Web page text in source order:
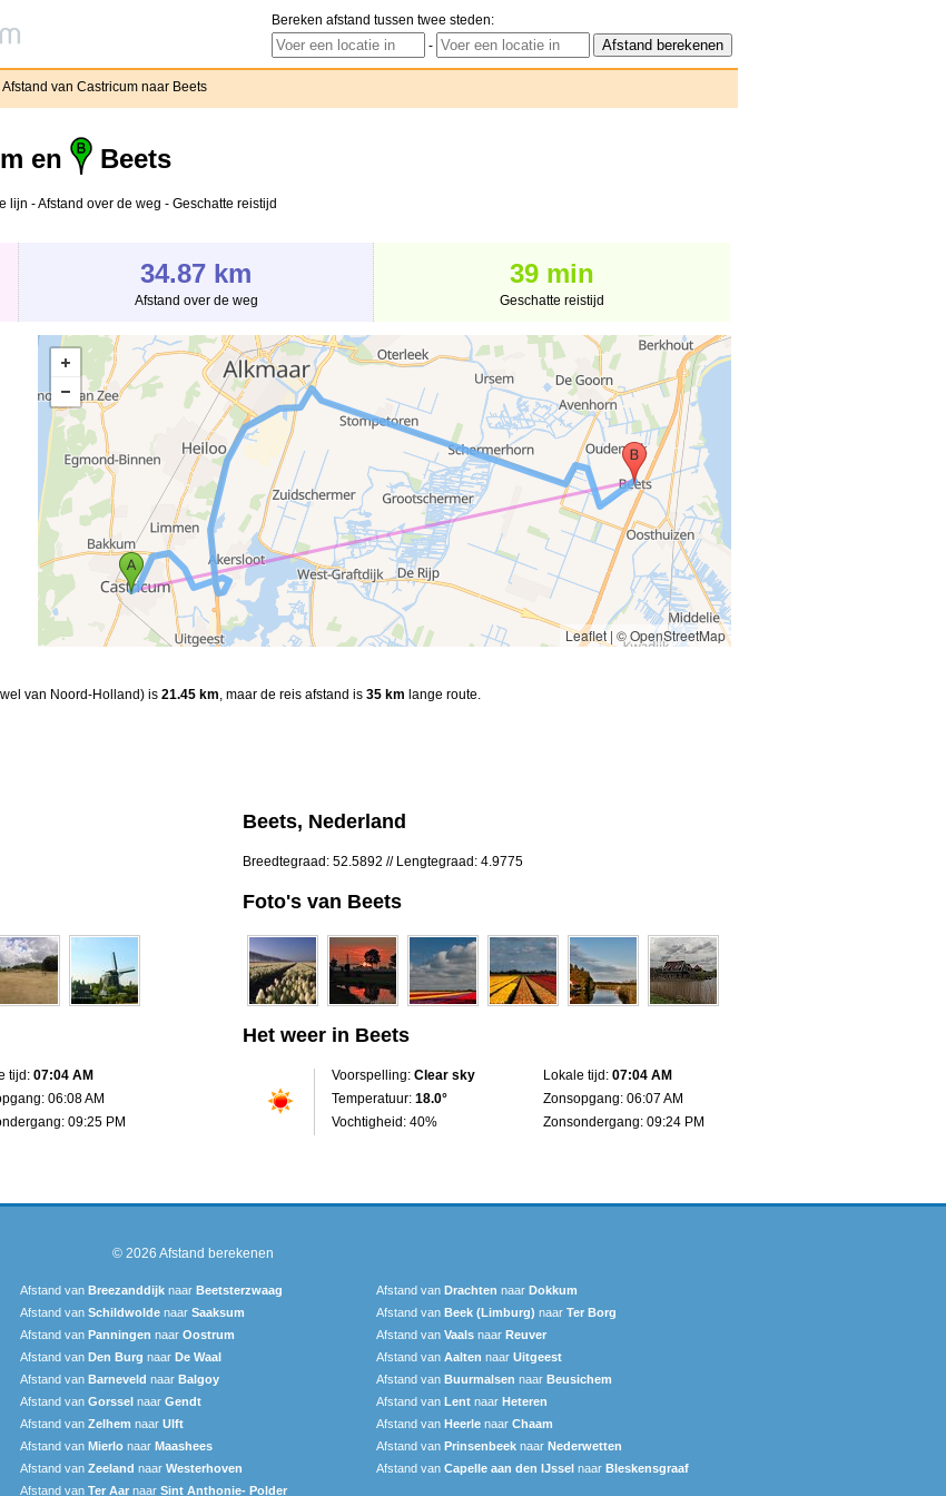
Bereken afstand tussen twee steden:
-
Afstand van Castricum naar Beets
en Beets
lijn - Afstand over de weg - Geschatte reistijd
34.87 km
Afstand over de weg
39 min
Geschatte reistijd
Leaflet | © OpenStreetMap
van Noord-Holland) is 21.45 km, maar de reis afstand is 35 km lange route.
tijd: 07:04 AM
06:08 AM
09:25 PM
Beets, Nederland
Breedtegraad: 52.5892 // Lengtegraad: 4.9775
Foto's van Beets
Het weer in Beets
Voorspelling: Clear sky
Temperatuur: 18.0°
Vochtigheid: 40%
Lokale tijd: 07:04 AM
Zonsopgang: 06:07 AM
Zonsondergang: 09:24 PM
© 2026 Afstand berekenen
Afstand van Breezanddijk naar Beetsterzwaag Afstand van Drachten naar Dokkum
Afstand van Schildwolde naar Saaksum Afstand van Beek (Limburg) naar Ter Borg
Afstand van Panningen naar Oostrum Afstand van Vaals naar Reuver
Afstand van Den Burg naar De Waal Afstand van Aalten naar Uitgeest
Afstand van Barneveld naar Balgoy Afstand van Buurmalsen naar Beusichem
Afstand van Gorssel naar Gendt Afstand van Lent naar Heteren
Afstand van Zelhem naar Ulft Afstand van Heerle naar Chaam
Afstand van Mierlo naar Maashees Afstand van Prinsenbeek naar Nederwetten
Afstand van Zeeland naar Westerhoven Afstand van Capelle aan den IJssel naar Bleskensgraaf
Afstand van Ter Aar‎ naar Sint Anthonie- Polder